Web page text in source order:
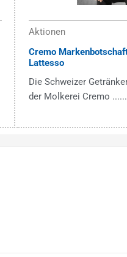
Aktionen
Cremo
Lattesso
Die Schweizer
der Molkerei Cremo ......